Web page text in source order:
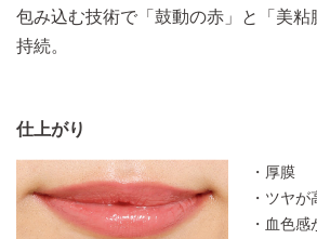
包み込む技術で「鼓動の赤」と「美粘
持続。​
仕上がり
・厚膜
・ツヤが
・血色感